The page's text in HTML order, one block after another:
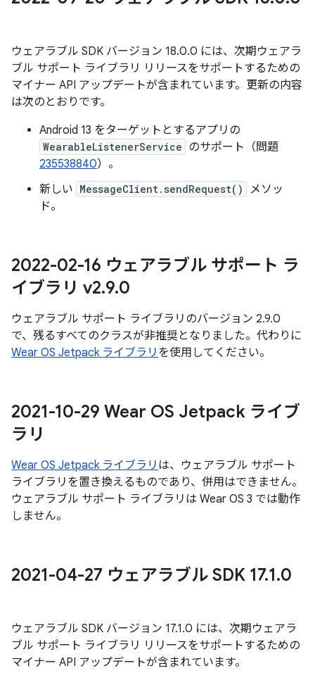
ウェアラブル SDK バージョン 18.0.0 には、次期ウェアラ
ブル サポート ライブラリ リリースをサポートするための
マイナー API アップデートが含まれています。更新の内容
は次のとおりです。
Android 13 をターゲットとするアプリの
WearableListenerService のサポート（問題
235538840）。
新しい MessageClient.sendRequest()
メソッ
ド。
2022-02-16 ウェアラブル サポート ラ
イブラリ v2.9.0
ウェアラブル サポート ライブラリのバージョン 2.9.0
で、残るすべてのクラスが非推奨となりました。代わりに
Wear OS Jetpack ライブラリ を使用してください。
2021-10-29 Wear OS Jetpack ライブ
ラリ
Wear OS Jetpack ライブラリ は、ウェアラブル サポート
ライブラリを置き換えるものであり、併用はできません。
ウェアラブル サポート ライブラリは Wear OS 3 では動作
しません。
2021-04-27 ウェアラブル SDK 17.1.0
ウェアラブル SDK バージョン 17.1.0 には、次期ウェアラ
ブル サポート ライブラリ リリースをサポートするための
マイナー API アップデートが含まれています。